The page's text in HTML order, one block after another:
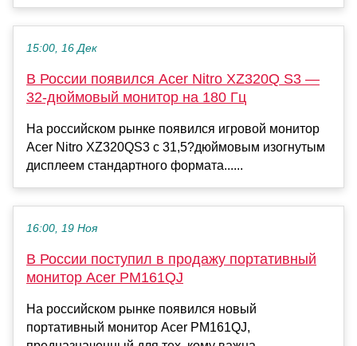
15:00, 16 Дек
В России появился Acer Nitro XZ320Q S3 —
32-дюймовый монитор на 180 Гц
На российском рынке появился игровой монитор
Acer Nitro XZ320QS3 с 31,5?дюймовым изогнутым
дисплеем стандартного формата......
16:00, 19 Ноя
В России поступил в продажу портативный
монитор Acer PM161QJ
На российском рынке появился новый
портативный монитор Acer PM161QJ,